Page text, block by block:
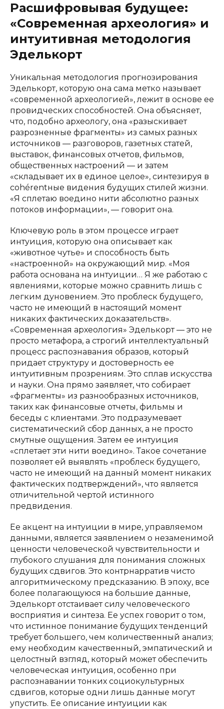
Расшифровывая будущее:
«Современная археология» и
интуитивная методология
Эделькорт
Уникальная методология прогнозирования
Эделькорт, которую она сама метко называет
«современной археологией», лежит в основе ее
провидческих способностей. Она объясняет,
что, подобно археологу, она «разыскивает
разрозненные фрагменты» из самых разных
источников — разговоров, газетных статей,
выставок, финансовых отчетов, фильмов,
общественных настроений — и затем
«складывает их в единое целое», синтезируя в
cohérentные видения будущих стилей жизни.
«Я сплетаю воедино нити абсолютно разных
потоков информации», — говорит она.
Ключевую роль в этом процессе играет
интуиция, которую она описывает как
«животное чутье» и способность быть
«настроенной» на окружающий мир. «Моя
работа основана на интуиции… Я же работаю с
явлениями, которые можно сравнить лишь с
легким дуновением. Это проблеск будущего,
часто не имеющий в настоящий момент
никаких фактических доказательств».
«Современная археология» Эделькорт — это не
просто метафора, а строгий интеллектуальный
процесс распознавания образов, который
придает структуру и достоверность ее
интуитивным прозрениям. Это сплав искусства
и науки. Она прямо заявляет, что собирает
«фрагменты» из разнообразных источников,
таких как финансовые отчеты, фильмы и
беседы с клиентами. Это подразумевает
систематический сбор данных, а не просто
смутные ощущения. Затем ее интуиция
«сплетает эти нити воедино». Такое сочетание
позволяет ей выявлять «проблеск будущего,
часто не имеющий на данный момент никаких
фактических подтверждений», что является
отличительной чертой истинного
предвидения.
Ее акцент на интуиции в мире, управляемом
данными, является заявлением о незаменимой
ценности человеческой чувствительности и
глубокого слушания для понимания сложных
будущих сдвигов. Это контрнарратив чисто
алгоритмическому предсказанию. В эпоху, все
более полагающуюся на большие данные,
Эделькорт отстаивает силу человеческого
восприятия и синтеза. Ее успех говорит о том,
что истинное понимание будущих тенденций
требует большего, чем количественный анализ;
ему необходим качественный, эмпатический и
целостный взгляд, который может обеспечить
человеческая интуиция, особенно при
распознавании тонких социокультурных
сдвигов, которые одни лишь данные могут
упустить. Ее описание интуиции как